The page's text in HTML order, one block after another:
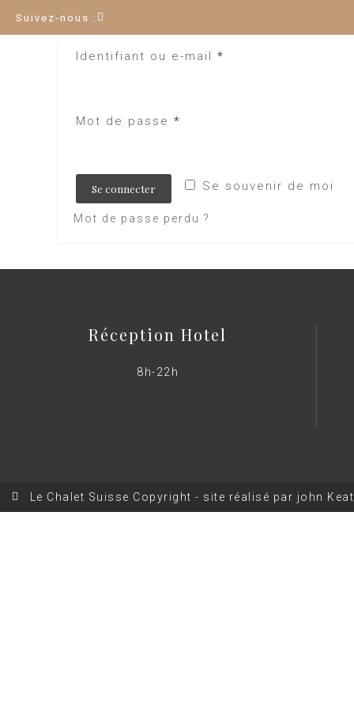
Suivez-nous :
Identifiant ou e-mail *
Mot de passe *
Se souvenir de moi
Se connecter
Mot de passe perdu ?
Réception Hotel
8h-22h
Le Chalet Suisse Copyright - site réalisé par john